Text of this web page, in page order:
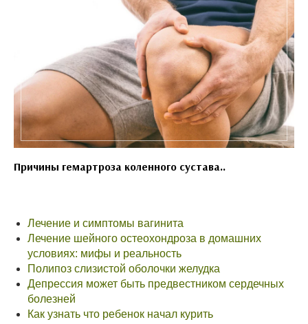
Причины гемартроза коленного сустава..
Лечение и симптомы вагинита
Лечение шейного остеохондроза в домашних
условиях: мифы и реальность
Полипоз слизистой оболочки желудка
Депрессия может быть предвестником сердечных
болезней
Как узнать что ребенок начал курить